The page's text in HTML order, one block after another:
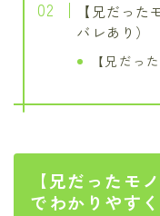
【兄だっ
バレあり）
【兄だっ
【兄だったモ
でわかりやす